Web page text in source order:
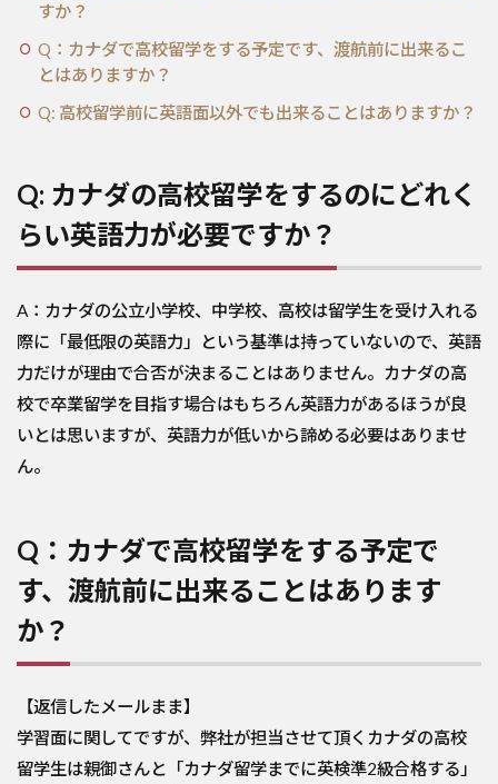
すか？
Q：カナダで高校留学をする予定です、渡航前に出来るこ
とはありますか？
Q: 高校留学前に英語面以外でも出来ることはありますか？
Q: カナダの高校留学をするのにどれく
らい英語力が必要ですか？
A：カナダの公立小学校、中学校、高校は留学生を受け入れる
際に「最低限の英語力」という基準は持っていないので、英語
力だけが理由で合否が決まることはありません。カナダの高
校で卒業留学を目指す場合はもちろん英語力があるほうが良
いとは思いますが、英語力が低いから諦める必要はありませ
ん。
Q：カナダで高校留学をする予定で
す、渡航前に出来ることはあります
か？
【返信したメールまま】
学習面に関してですが、弊社が担当させて頂くカナダの高校
留学生は親御さんと「カナダ留学までに英検準2級合格する」